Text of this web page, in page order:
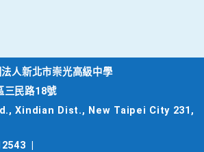
人新北市崇光高級中學
三民路18號
Xindian Dist., New Taipei City 231,